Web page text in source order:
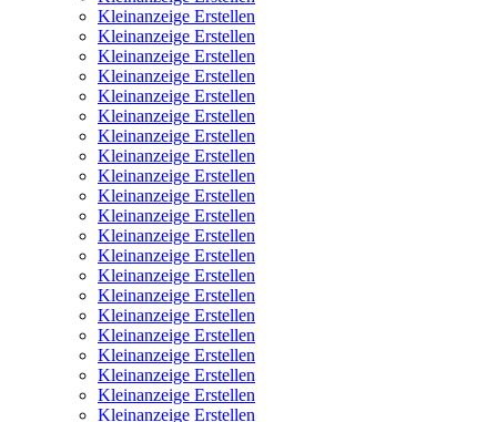
Kleinanzeige Erstellen
Kleinanzeige Erstellen
Kleinanzeige Erstellen
Kleinanzeige Erstellen
Kleinanzeige Erstellen
Kleinanzeige Erstellen
Kleinanzeige Erstellen
Kleinanzeige Erstellen
Kleinanzeige Erstellen
Kleinanzeige Erstellen
Kleinanzeige Erstellen
Kleinanzeige Erstellen
Kleinanzeige Erstellen
Kleinanzeige Erstellen
Kleinanzeige Erstellen
Kleinanzeige Erstellen
Kleinanzeige Erstellen
Kleinanzeige Erstellen
Kleinanzeige Erstellen
Kleinanzeige Erstellen
Kleinanzeige Erstellen